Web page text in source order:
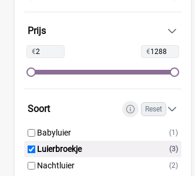
Lupilu
Magics (0)
Mamia (0)
Muumi (0)
Pura (0)
Rascal + Friends (0)
SweetCare (0)
Prijs
€ €
Soort Reset
Babyluier (1)
Luierbroekje (3)
Nachtluier (2)